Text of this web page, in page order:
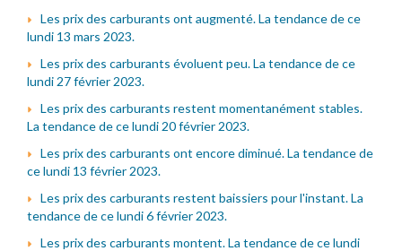
Les prix des carburants ont augmenté. La tendance de ce
lundi 13 mars 2023.
Les prix des carburants évoluent peu. La tendance de ce
lundi 27 février 2023.
Les prix des carburants restent momentanément stables.
La tendance de ce lundi 20 février 2023.
Les prix des carburants ont encore diminué. La tendance de
ce lundi 13 février 2023.
Les prix des carburants restent baissiers pour l'instant. La
tendance de ce lundi 6 février 2023.
Les prix des carburants montent. La tendance de ce lundi